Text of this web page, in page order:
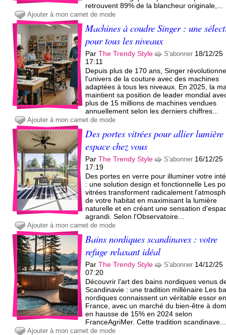
retrouvent 89% de la blancheur originale,...
Ajouter à mon carnet de mode
Machines à coudre Singer : une
pour tous les niveaux
ParThe Trendy Style S'abonner 18/12/25
17:11
Depuis plus de 170 ans, Singer
l'univers de la couture avec des machines
adaptées à tous les niveaux. En 2025, la
maintient sa position de leader mondial
plus de 15 millions de machines vendues
annuellement selon les derniers chiffres...
Ajouter à mon carnet de mode
Des portes vitrées pour allier lumière
espace chez vous
ParThe Trendy Style S'abonner 16/12/25
17:19
Des portes en verre pour illuminer votre
: une solution design et fonctionnelle Les
vitrées transforment radicalement
de votre habitat en maximisant la lumière
naturelle et en créant une sensation
agrandi. Selon l'Observatoire...
Ajouter à mon carnet de mode
Bains nordiques scandinaves : votre
refuge relaxant idéal
ParThe Trendy Style S'abonner 14/12/25
07:20
Découvrir l'art des bains nordiques venus
Scandinavie : une tradition millénaire Les
nordiques connaissent un véritable essor
France, avec un marché du bien-être à
en hausse de 15% en 2024 selon
FranceAgriMer. Cette tradition scandinave...
Ajouter à mon carnet de mode